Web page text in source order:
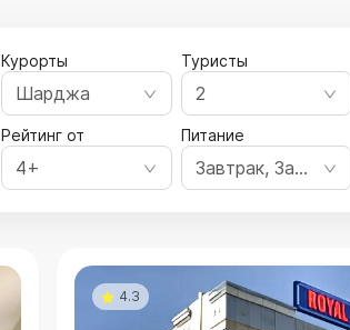
Курорты
Шарджа
Туристы
2
Рейтинг от
4+
Питание
Завтрак, Завтрак, ужин, Полный пансион, Все включено, Ультра все включено
4.3